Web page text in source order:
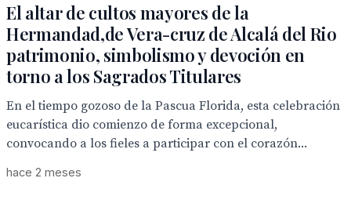
El altar de cultos mayores de la
Hermandad,de Vera-cruz de Alcalá del Rio
patrimonio, simbolismo y devoción en
torno a los Sagrados Titulares
En el tiempo gozoso de la Pascua Florida, esta celebración
eucarística dio comienzo de forma excepcional,
convocando a los fieles a participar con el corazón...
hace 2 meses